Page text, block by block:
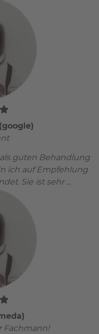
guten Behandlung
ich auf Empfehlung
Sie ist sehr ...
Fachmann!